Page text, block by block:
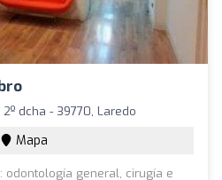
dcha - 39770, Laredo
Mapa
odontología general, cirugía e